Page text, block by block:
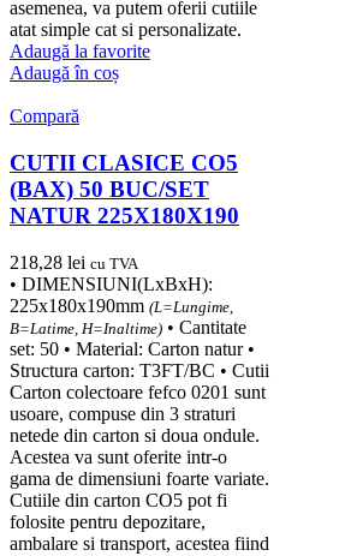
asemenea, va putem oferii cutiile
atat simple cat si personalizate.
Adaugă la favorite
Adaugă în coș
Compară
CUTII CLASICE CO5
(BAX) 50 BUC/SET
NATUR 225X180X190
218,28 lei cu TVA
• DIMENSIUNI(LxBxH):
225x180x190mm (L=Lungime,
B=Latime, H=Inaltime) • Cantitate
set: 50 • Material: Carton natur •
Structura carton: T3FT/BC • Cutii
Carton colectoare fefco 0201 sunt
usoare, compuse din 3 straturi
netede din carton si doua ondule.
Acestea va sunt oferite intr-o
gama de dimensiuni foarte variate.
Cutiile din carton CO5 pot fi
folosite pentru depozitare,
ambalare si transport, acestea fiind